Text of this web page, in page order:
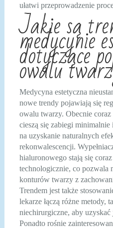
ułatwi przeprowadzenie
Jakie są
medycynie
dotyczące
owalu
Medycyna estetyczna
nowe trendy pojawiają się
owalu twarzy. Obecnie
cieszą się zabiegi
na uzyskanie naturalnych
rekonwalescencji.
hialuronowego stają się
technologicznie, co pozwala
konturów twarzy z
Trendem jest także
lekarze łączą różne metody,
niechirurgiczne, aby uzyskać
Ponadto rośnie